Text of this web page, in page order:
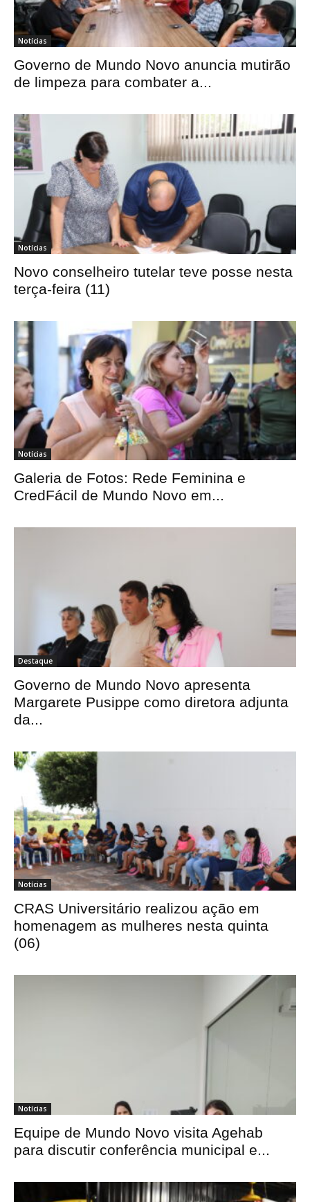
Notícias
Governo de Mundo Novo anuncia mutirão
de limpeza para combater a...
Notícias
Novo conselheiro tutelar teve posse nesta
terça-feira (11)
Notícias
Galeria de Fotos: Rede Feminina e
CredFácil de Mundo Novo em...
Destaque
Governo de Mundo Novo apresenta
Margarete Pusippe como diretora adjunta
da...
Notícias
CRAS Universitário realizou ação em
homenagem as mulheres nesta quinta
(06)
Notícias
Equipe de Mundo Novo visita Agehab
para discutir conferência municipal e...